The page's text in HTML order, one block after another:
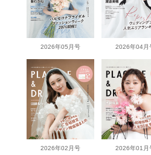
2026年05月号 2026年04月
2026年02月号 2026年01月